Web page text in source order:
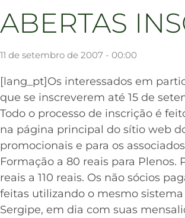
ABERTAS
11 de setembro de 2007 - 00:00
[lang_pt]Os interessados em
que se inscreverem até 15 de
Todo o processo de inscrição é
na página principal do sítio web
promocionais e para os
Formação a 80 reais para Plenos.
reais a 110 reais. Os não sócios
feitas utilizando o mesmo
Sergipe, em dia com suas